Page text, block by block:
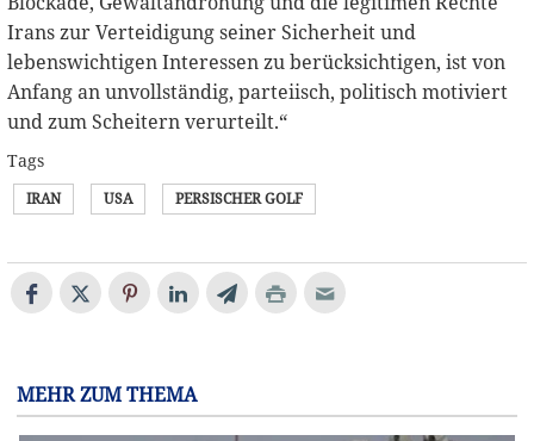
Irans zur Verteidigung seiner Sicherheit und
lebenswichtigen Interessen zu berücksichtigen, ist von
Anfang an unvollständig, parteiisch, politisch motiviert
und zum Scheitern verurteilt.“
Tags
IRAN USA PERSISCHER GOLF
MEHR ZUM THEMA